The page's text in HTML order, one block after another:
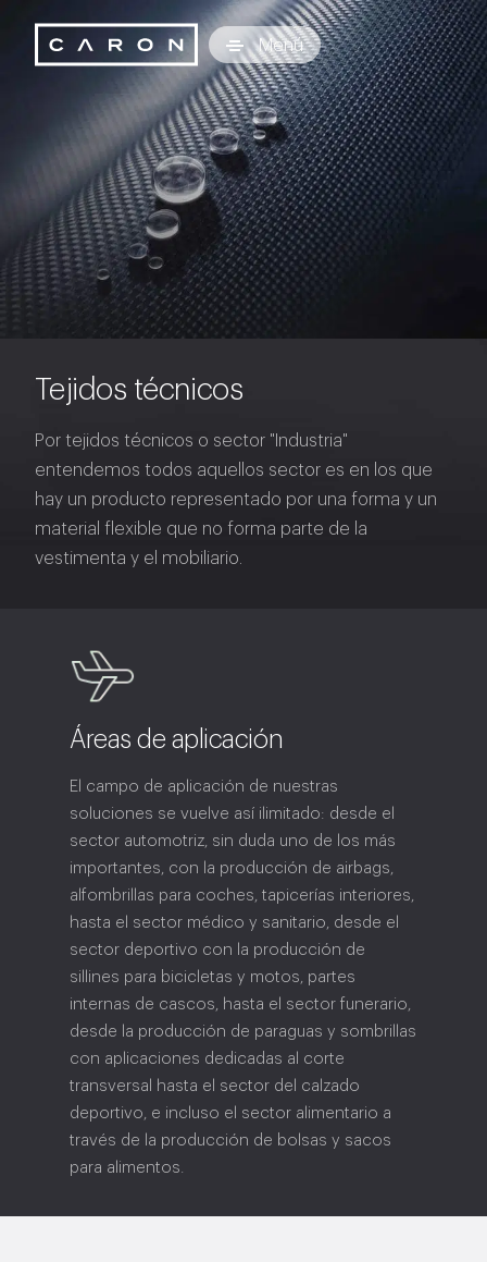
Caron Technology S.r.l.
Menú
Tejidos técnicos
Por tejidos técnicos o sector "Industria"
entendemos todos aquellos sector es en los que
hay un producto representado por una forma y un
material flexible que no forma parte de la
vestimenta y el mobiliario.
Áreas de aplicación
El campo de aplicación de nuestras
soluciones se vuelve así ilimitado: desde el
sector automotriz, sin duda uno de los más
importantes, con la producción de airbags,
alfombrillas para coches, tapicerías interiores,
hasta el sector médico y sanitario, desde el
sector deportivo con la producción de
sillines para bicicletas y motos, partes
internas de cascos, hasta el sector funerario,
desde la producción de paraguas y sombrillas
con aplicaciones dedicadas al corte
transversal hasta el sector del calzado
deportivo, e incluso el sector alimentario a
través de la producción de bolsas y sacos
para alimentos.